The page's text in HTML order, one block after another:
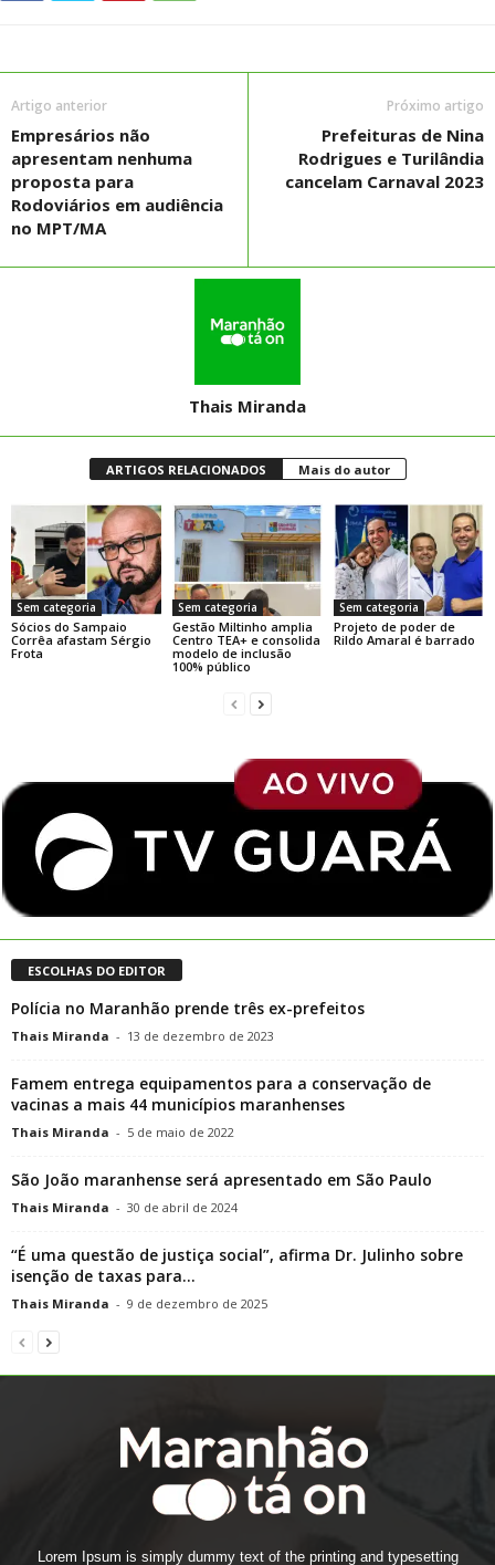
Artigo anterior
Empresários não
apresentam nenhuma
proposta para
Rodoviários em audiência
no MPT/MA
Próximo artigo
Prefeituras de Nina
Rodrigues e Turilândia
cancelam Carnaval 2023
Thais Miranda
ARTIGOS RELACIONADOS Mais do autor
Sem categoria
Sócios do Sampaio
Corrêa afastam Sérgio
Frota
Sem categoria
Gestão Miltinho amplia
Centro TEA+ e consolida
modelo de inclusão
100% público
Sem categoria
Projeto de poder de
Rildo Amaral é barrado
ESCOLHAS DO EDITOR
Polícia no Maranhão prende três ex-prefeitos
Thais Miranda - 13 de dezembro de 2023
Famem entrega equipamentos para a conservação de
vacinas a mais 44 municípios maranhenses
Thais Miranda - 5 de maio de 2022
São João maranhense será apresentado em São Paulo
Thais Miranda - 30 de abril de 2024
“É uma questão de justiça social”, afirma Dr. Julinho sobre
isenção de taxas para...
Thais Miranda - 9 de dezembro de 2025
Lorem Ipsum is simply dummy text of the printing and typesetting